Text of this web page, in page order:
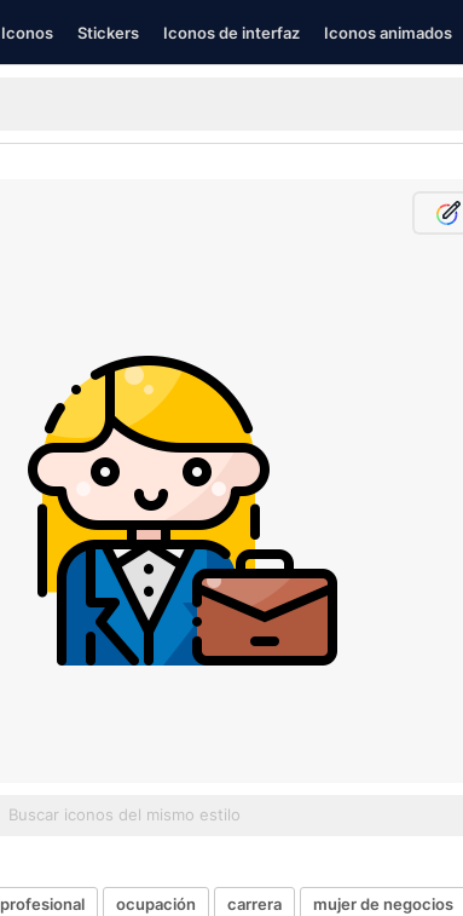
Iconos Stickers Iconos de interfaz Iconos animados
profesional ocupación carrera mujer de negocios